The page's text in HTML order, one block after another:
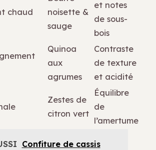
chaud
noisette &
sauge
et notes
de sous-
bois
Quinoa
aux
agrumes
Contraste
de texture
et acidité
Zestes de
citron vert
Équilibre
de
l’amertume
Confiture de cassis